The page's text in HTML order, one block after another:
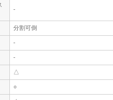
-
分割可倒
-
-
△
○